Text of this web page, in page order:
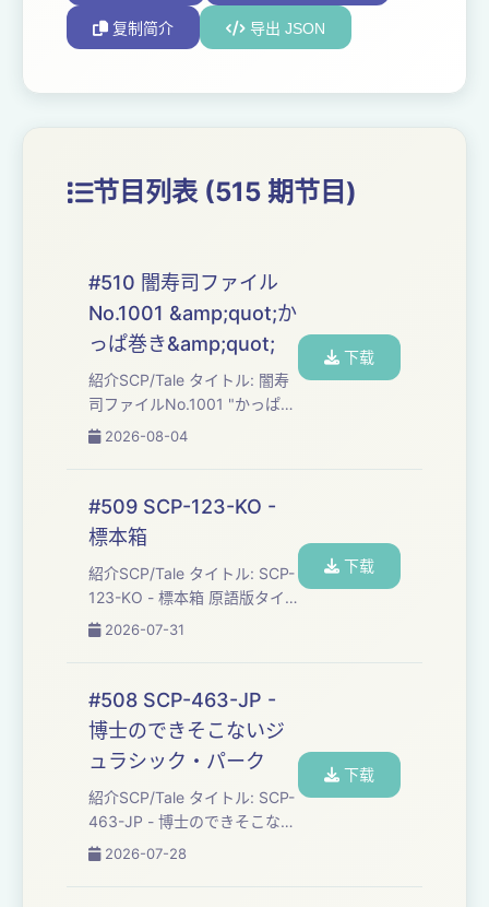
复制简介 导出 JSON
节目列表 (515 期节目)
#510 闇寿司ファイル
No.1001 &amp;quot;か
っぱ巻き&amp;quot;
紹介SCP/Tale タイトル: 闇寿
司ファイルNo.1001 "かっぱ巻
き" 作者: kyougoku08 ソー
file-no1001 ライセンス: CC
BY-SA 3.0 作成年: 2022 SCP
財団とは:
https://ja.wikipedia.org/wiki/SCP%E8%B2%A1%E5%9...
2026-08-04
下载
#509 SCP-123-KO -
標本箱
紹介SCP/Tale タイトル: SCP-
123-KO - 標本箱 原語版タイ
トル: SCP-123-KO - 표본 상자
http://scp-
jp.wikidot.com/scp-123-ko
原語版ソース:
http://scpko.wikidot.com/scp-
123-ko ライセンス: C...
2026-07-31
下载
#508 SCP-463-JP -
博士のできそこないジ
ュラシック・パーク
紹介SCP/Tale タイトル: SCP-
463-JP - 博士のできそこない
ジュラシック・パーク 作者:
2026-07-28
下载